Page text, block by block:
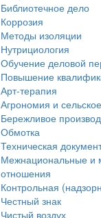
Библиотечное дело
Коррозия
Методы изоляции
Нутрициология
Обучение деловой
Повышение
Арт-терапия
Агрономия и
Бережливое
Обмотка
Техническая
Межнациональные и
отношения
Контрольная
Честный знак
Чистый воздух